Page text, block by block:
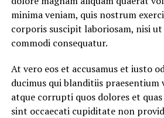
minima veniam, quis nostrum
corporis suscipit laboriosam, nisi ut
commodi consequatur.
At vero eos et accusamus et iusto
ducimus qui blanditiis
atque corrupti quos dolores et
sint occaecati cupiditate non